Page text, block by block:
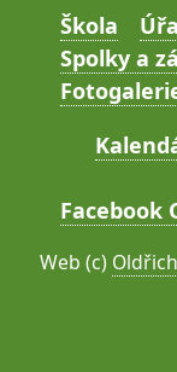
Škola
Spolky a
Facebook
Web (c)